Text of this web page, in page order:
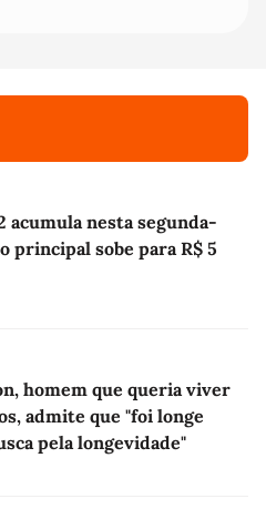
acumula nesta segunda-
principal sobe para R$ 5
homem que queria viver
admite que "foi longe
pela longevidade"